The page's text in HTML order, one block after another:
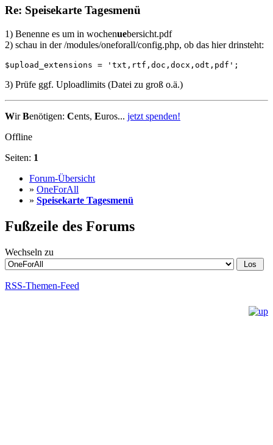
Re: Speisekarte Tagesmenü
1) Benenne es um in wochenuebersicht.pdf
2) schau in der /modules/oneforall/config.php, ob das hier drinsteht:
$upload_extensions = 'txt,rtf,doc,docx,odt,pdf';
3) Prüfe ggf. Uploadlimits (Datei zu groß o.ä.)
WirBenötigen: Cents, Euros... jetzt spenden!
Offline
Seiten: 1
Forum-Übersicht
» OneForAll
» Speisekarte Tagesmenü
Fußzeile des Forums
Wechseln zu
RSS-Themen-Feed